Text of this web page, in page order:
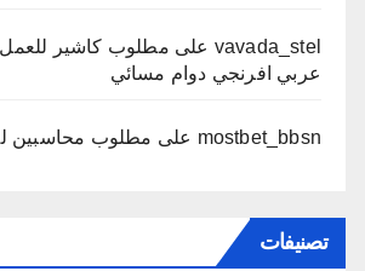
vavada_stel على مطلوب كاشير
عربي افرنجي دوام مسائي
mostbet_bbsn على مطلوب محاسبين
تصنيفات